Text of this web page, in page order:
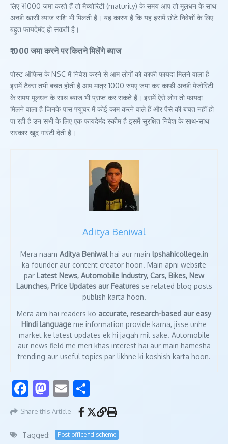
लिए ₹1000 जमा करते हैं तो मैच्योरिटी (maturity) के समय आप तो मूलधन के साथ
अच्छी खासी ब्याज राशि भी मिलती है। यह कारण है कि यह इसमें छोटे निवेशों के लिए
बहुत फायदेमंद हो सकती है।
₹1000 जमा करने पर कितने मिलेंगे ब्याज
पोस्ट ऑफिस के NSC में निवेश करने से आम लोगों को काफी फायदा मिलने वाला है
इसमें टैक्स तभी बचत होती है आप मात्र 1000 रुपए जमा कर काफी अच्छी मेजोरिटी
के समय मूलधन के साथ ब्याज भी प्राप्त कर सकते हैं। इसमें ऐसे लोग तो फायदा
मिलने वाला है जिनके पास फ्यूचर में कोई काम करने वाले हैं और पैसे की बचत नहीं हो
पा रही है उन सभी के लिए एक फायदेमंद स्कीम है इसमें सुरक्षित निवेश के साथ-साथ
सरकार खुद गारंटी देती है।
Aditya Beniwal
Mera naam Aditya Beniwalhai aur main lpshahicollege.in
ka founder aur content creator hoon. Main apni website
par Latest News, Automobile Industry, Cars, Bikes, New
Launches, Price Updates aur Featuresse related blog posts
publish karta hoon.
Mera aim hai readers ko accurate, research-based aur easy
Hindi language me information provide karna, jisse unhe
market ke latest updates ek hi jagah mil sake. Automobile
aur news field me meri khas interest hai aur main hamesha
trending aur useful topics par likhne ki koshish karta hoon.
Facebook
Mastodon
Email
Share this Article
Tagged: Post office fd scheme